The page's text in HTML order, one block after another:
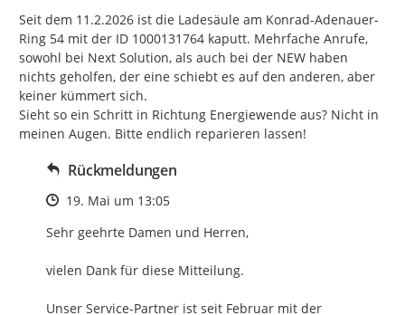
Seit dem 11.2.2026 ist die Ladesäule am Konrad-Adenauer-
Ring 54 mit der ID 1000131764 kaputt. Mehrfache Anrufe,
sowohl bei Next Solution, als auch bei der NEW haben
nichts geholfen, der eine schiebt es auf den anderen, aber
keiner kümmert sich.
Sieht so ein Schritt in Richtung Energiewende aus? Nicht in
meinen Augen. Bitte endlich reparieren lassen!
Rückmeldungen
Zeitpunkt des Erstellens
19. Mai um 13:05
Sehr geehrte Damen und Herren,
vielen Dank für diese Mitteilung.
Unser Service-Partner ist seit Februar mit der